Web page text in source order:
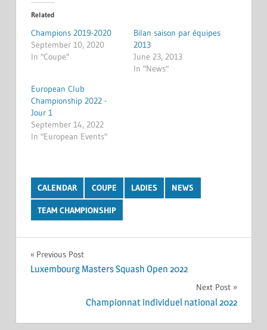
Related
Champions 2019-2020
September 10, 2020
In "Coupe"
Bilan saison par équipes
2013
June 23, 2013
In "News"
European Club
Championship 2022 -
Jour 1
September 14, 2022
In "European Events"
CALENDAR COUPE LADIES NEWS
TEAM CHAMPIONSHIP
Post
navigation
Previous Post
Luxembourg Masters Squash Open 2022
Next Post
Championnat individuel national 2022